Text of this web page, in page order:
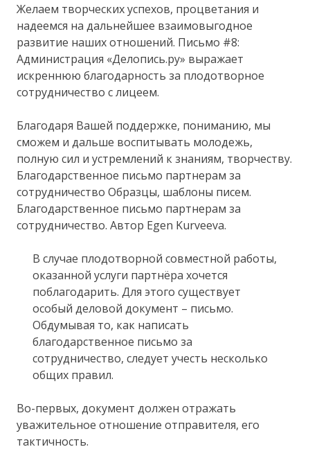
Желаем творческих успехов, процветания и
надеемся на дальнейшее взаимовыгодное
развитие наших отношений. Письмо #8:
Администрация «Делопись.ру» выражает
искреннюю благодарность за плодотворное
сотрудничество с лицеем.
Благодаря Вашей поддержке, пониманию, мы
сможем и дальше воспитывать молодежь,
полную сил и устремлений к знаниям, творчеству.
Благодарственное письмо партнерам за
сотрудничество Образцы, шаблоны писем.
Благодарственное письмо партнерам за
сотрудничество. Автор Egen Kurveeva.
В случае плодотворной совместной работы,
оказанной услуги партнёра хочется
поблагодарить. Для этого существует
особый деловой документ – письмо.
Обдумывая то, как написать
благодарственное письмо за
сотрудничество, следует учесть несколько
общих правил.
Во-первых, документ должен отражать
уважительное отношение отправителя, его
тактичность.